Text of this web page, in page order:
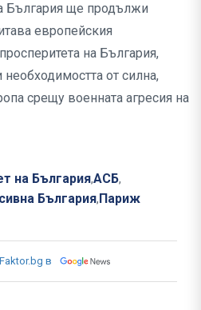
България ще продължи
европейския
на България,
от силна,
срещу военната агресия на
на България,АСБ,
България, Париж
в